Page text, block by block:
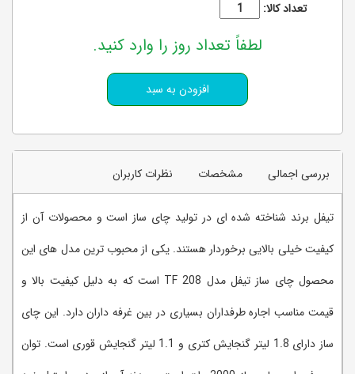
تعداد کالا:
لطفاً تعداد روز را وارد کنید.
بررسی اجمالی مشخصات نظرات کاربران
تیفل برند شناخته شده ای در تولید چای ساز است و محصولات آن از
کیفیت خیلی بالایی برخوردار هستند. یکی از محبوب ترین مدل های این
محصول چای ساز تیفل مدل TF 208 است که به دلیل کیفیت بالا و
قیمت مناسب اجاره طرفداران بسیاری در بین غرفه داران دارد. این چای
ساز دارای 1.8 لیتر گنجایش کتری و 1.1 لیتر گنجایش قوری است. توان